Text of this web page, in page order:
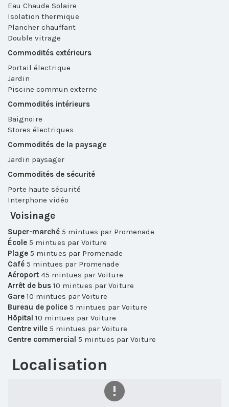
Eau Chaude Solaire
Isolation thermique
Plancher chauffant
Double vitrage
Commodités extérieurs
Portail électrique
Jardin
Piscine commun externe
Commodités intérieurs
Baignoire
Stores électriques
Commodités de la paysage
Jardin paysager
Commodités de sécurité
Porte haute sécurité
Interphone vidéo
Voisinage
Super-marché 5 mintues par Promenade
École 5 mintues par Voiture
Plage 5 mintues par Promenade
Café 5 mintues par Promenade
Aéroport 45 mintues par Voiture
Arrêt de bus 10 mintues par Voiture
Gare 10 mintues par Voiture
Bureau de police 5 mintues par Voiture
Hôpital 10 mintues par Voiture
Centre ville 5 mintues par Voiture
Centre commercial 5 mintues par Voiture
Localisation